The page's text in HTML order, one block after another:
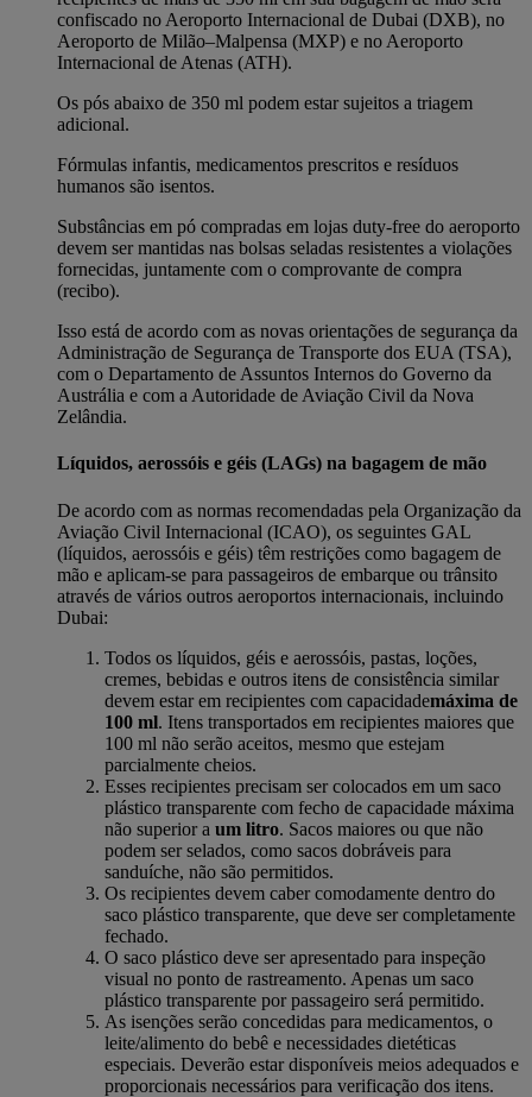
confiscado no Aeroporto Internacional de Dubai (DXB), no
Aeroporto de Milão–Malpensa (MXP) e no Aeroporto
Internacional de Atenas (ATH).
Os pós abaixo de 350 ml podem estar sujeitos a triagem
adicional.
Fórmulas infantis, medicamentos prescritos e resíduos
humanos são isentos.
Substâncias em pó compradas em lojas duty-free do aeroporto
devem ser mantidas nas bolsas seladas resistentes a violações
fornecidas, juntamente com o comprovante de compra
(recibo).
Isso está de acordo com as novas orientações de segurança da
Administração de Segurança de Transporte dos EUA (TSA),
com o Departamento de Assuntos Internos do Governo da
Austrália e com a Autoridade de Aviação Civil da Nova
Zelândia.
Líquidos, aerossóis e géis (LAGs) na bagagem de mão
De acordo com as normas recomendadas pela Organização da
Aviação Civil Internacional (ICAO), os seguintes GAL
(líquidos, aerossóis e géis) têm restrições como bagagem de
mão e aplicam-se para passageiros de embarque ou trânsito
através de vários outros aeroportos internacionais, incluindo
Dubai:
Todos os líquidos, géis e aerossóis, pastas, loções,
cremes, bebidas e outros itens de consistência similar
devem estar em recipientes com capacidademáxima de
100 ml. Itens transportados em recipientes maiores que
100 ml não serão aceitos, mesmo que estejam
parcialmente cheios.
Esses recipientes precisam ser colocados em um saco
plástico transparente com fecho de capacidade máxima
não superior a um litro. Sacos maiores ou que não
podem ser selados, como sacos dobráveis para
sanduíche, não são permitidos.
Os recipientes devem caber comodamente dentro do
saco plástico transparente, que deve ser completamente
fechado.
O saco plástico deve ser apresentado para inspeção
visual no ponto de rastreamento. Apenas um saco
plástico transparente por passageiro será permitido.
As isenções serão concedidas para medicamentos, o
leite/alimento do bebê e necessidades dietéticas
especiais. Deverão estar disponíveis meios adequados e
proporcionais necessários para verificação dos itens.